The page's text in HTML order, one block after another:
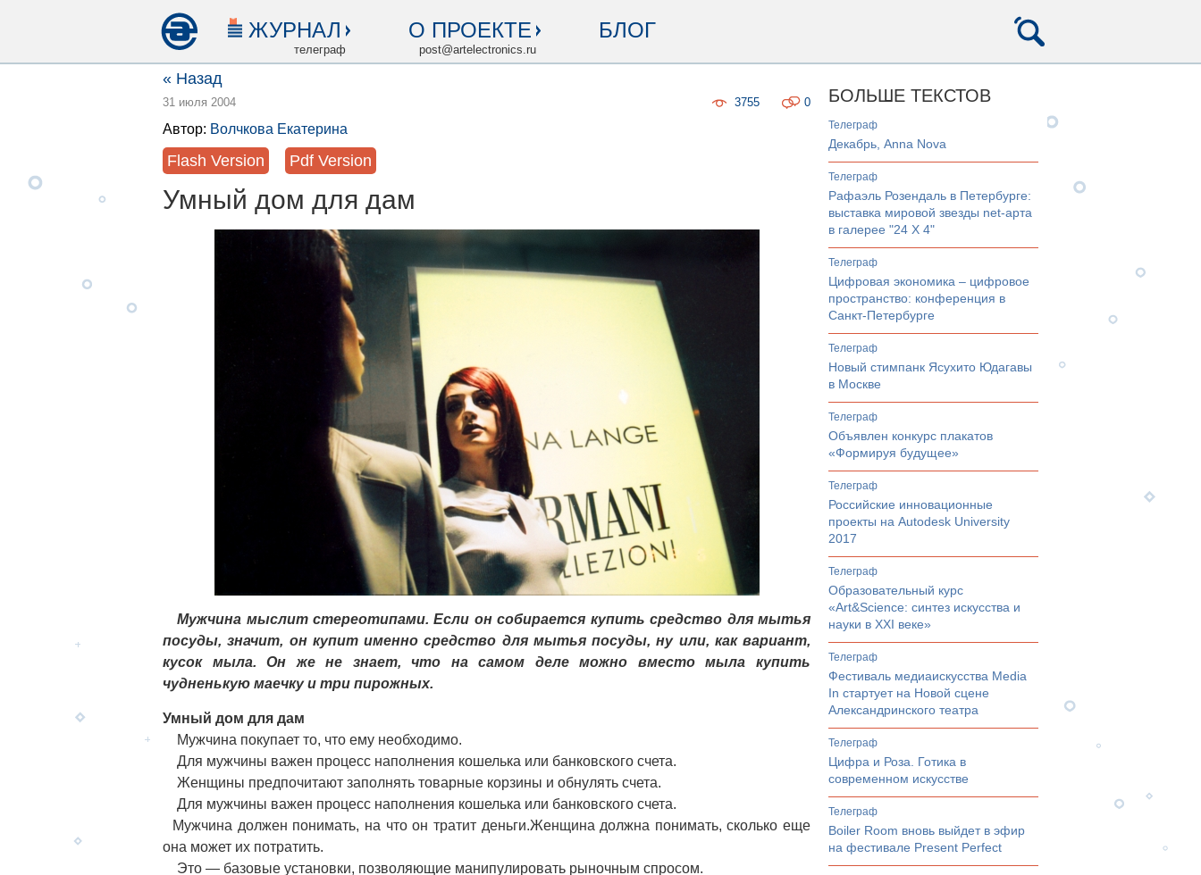
ЖУРНАЛ
телеграф
О ПРОЕКТЕ
post@artelectronics.ru
БЛОГ
« Назад
31 июля 2004 0
3755
Автор: Волчкова Екатерина
Flash Version Pdf Version
Умный дом для дам
Мужчина мыслит стереотипами. Если он собирается купить средство для мытья
посуды, значит, он купит именно средство для мытья посуды, ну или, как вариант,
кусок мыла. Он же не знает, что на самом деле можно вместо мыла купить
чудненькую маечку и три пирожных.
Умный дом для дам
Мужчина покупает то, что ему необходимо.
Для мужчины важен процесс наполнения кошелька или банковского счета.
Женщины предпочитают заполнять товарные корзины и обнулять счета.
Для мужчины важен процесс наполнения кошелька или банковского счета.
Мужчина должен понимать, на что он тратит деньги.Женщина должна понимать, сколько еще
она может их потратить.
Это — базовые установки, позволяющие манипулировать рыночным спросом.
БОЛЬШЕ ТЕКСТОВ
телеграф
Декабрь, Anna Nova
телеграф
Рафаэль Розендаль в Петербурге:
выставка мировой звезды net-арта
в галерее "24 Х 4"
телеграф
Цифровая экономика – цифровое
пространство: конференция в
Санкт-Петербурге
телеграф
Новый стимпанк Ясухито Юдагавы
в Москве
телеграф
Объявлен конкурс плакатов
«Формируя будущее»
телеграф
Российские инновационные
проекты на Autodesk University
2017
телеграф
Образовательный курс
«Art&Science: синтез искусства и
науки в XXI веке»
телеграф
Фестиваль медиаискусства Media
In стартует на Новой сцене
Александринского театра
телеграф
Цифра и Роза. Готика в
современном искусстве
телеграф
Boiler Room вновь выйдет в эфир
на фестивале Present Perfect